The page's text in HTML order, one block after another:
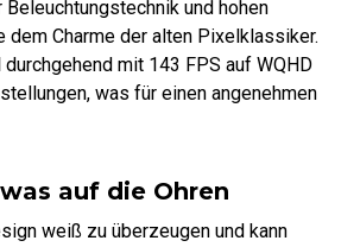
und hohen
dem Charme der alten Pixelklassiker.
mit 143 FPS auf WQHD
was für einen angenehmen
auf die Ohren
weiß zu überzeugen und kann